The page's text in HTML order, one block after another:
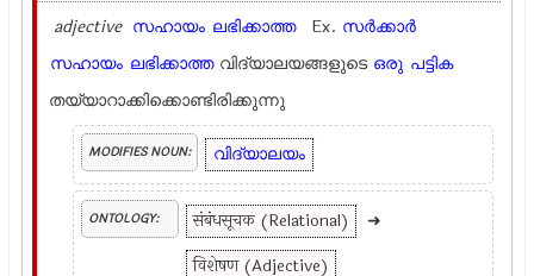
adjective സഹായം ലഭിക്കാത്ത Ex. സർക്കാർ
സഹായം ലഭിക്കാത്ത വിദ്യാലയങ്ങളുടെ ഒരു പട്ടിക
തയ്യാറാക്കിക്കൊണ്ടിരിക്കുന്നു
MODIFIES NOUN: വിദ്യാലയം
ONTOLOGY: संबंधसूचक (Relational)
➜
विशेषण (Adjective)